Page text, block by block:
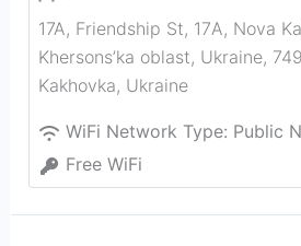
17A, Friendship St, 17А, Nova
Khersons’ka oblast, Ukraine,
Kakhovka, Ukraine
WiFi Network Type: Public
Free WiFi